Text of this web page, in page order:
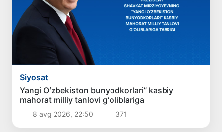
Siyosat
Yangi Oʻzbekiston bunyodkorlari” kasbiy
mahorat milliy tanlovi gʻoliblariga
8 avg 2026, 22:50 371